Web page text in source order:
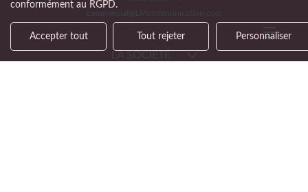
LA SOCIÉTÉ
conformément au RGPD.
Accepter tout Tout rejeter Personnaliser